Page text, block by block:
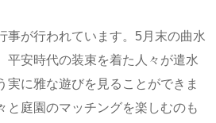
事が行われています。5月末の曲水
平安時代の装束を着た人々が遣水
実に雅な遊びを見ることができま
と庭園のマッチングを楽しむのも